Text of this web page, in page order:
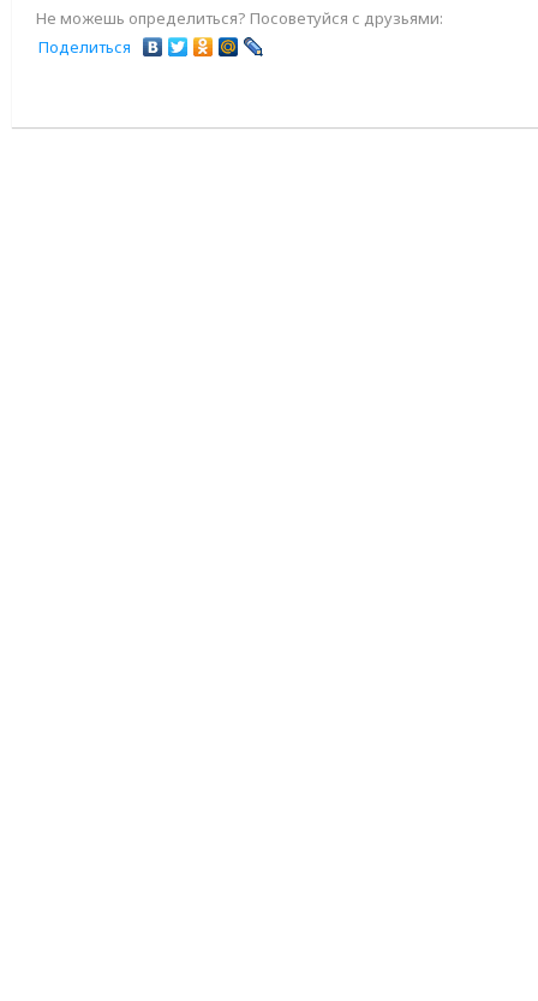
Не можешь определиться? Посоветуйся с друзьями:
Поделиться